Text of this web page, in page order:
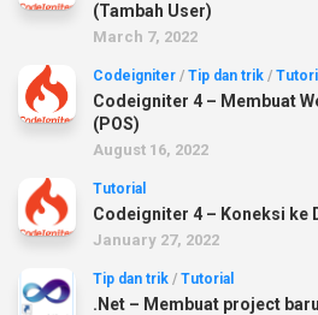
(Tambah User)
March 7, 2022
Codeigniter / Tip dan trik /
Codeigniter 4 – Membuat
(POS)
August 16, 2022
Tutorial
Codeigniter 4 – Koneksi ke
January 27, 2022
Tip dan trik / Tutorial
.Net – Membuat project